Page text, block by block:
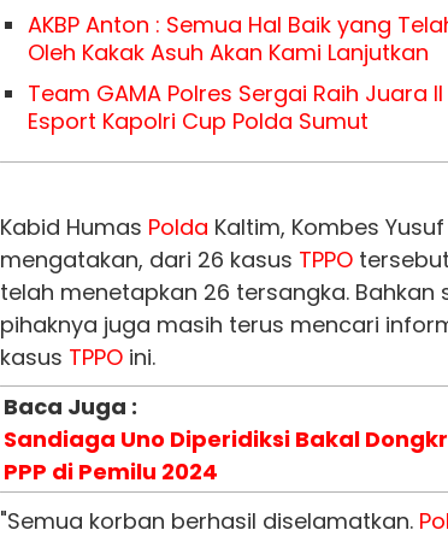
AKBP Anton : Semua Hal Baik yang
Oleh Kakak Asuh Akan Kami Lanjutkan
Team GAMA Polres Sergai Raih Juara
Esport Kapolri Cup Polda Sumut
Kabid Humas Polda Kaltim, Kombes
mengatakan, dari 26 kasus TPPO
telah menetapkan 26 tersangka. Bahkan
pihaknya juga masih terus mencari
kasus TPPO ini.
Baca Juga :
Sandiaga Uno Diperidiksi Bakal
PPP di Pemilu 2024
"Semua korban berhasil diselamatkan.